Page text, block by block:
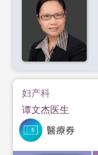
妇产科
谭文杰医生